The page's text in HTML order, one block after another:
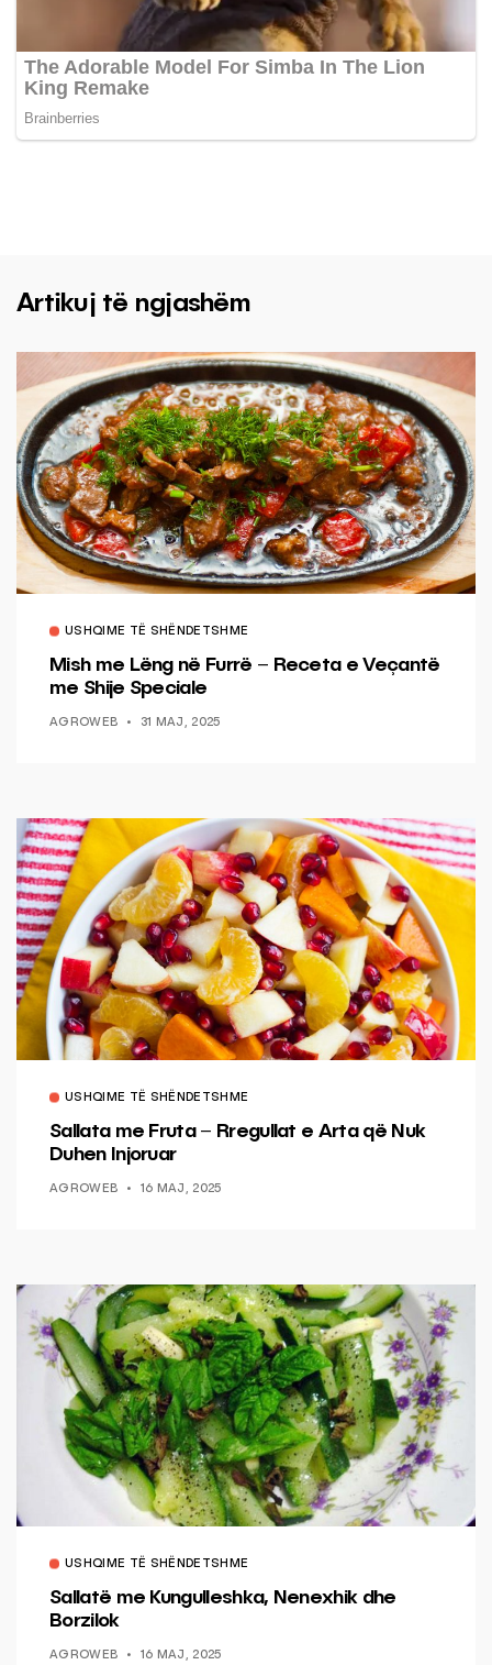
Artikuj të ngjashëm
USHQIME TË SHËNDETSHME
Mish me Lëng në Furrë – Receta e Veçantë
me Shije Speciale
AGROWEB 31 MAJ, 2025
USHQIME TË SHËNDETSHME
Sallata me Fruta – Rregullat e Arta që Nuk
Duhen Injoruar
AGROWEB 16 MAJ, 2025
USHQIME TË SHËNDETSHME
Sallatë me Kungulleshka, Nenexhik dhe
Borzilok
AGROWEB 16 MAJ, 2025